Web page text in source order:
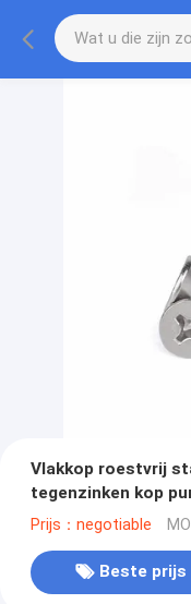
Vlakkop roestvrij
tegenzinken kop
Prijs：negotiable
Beste prijs